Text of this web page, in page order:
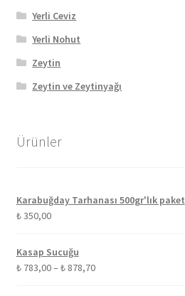
Yerli Ceviz
Yerli Nohut
Zeytin
Zeytin ve Zeytinyağı
Ürünler
Karabuğday Tarhanası 500gr'lık paket
₺350,00
Kasap Sucuğu
₺783,00– ₺878,70Fiyat